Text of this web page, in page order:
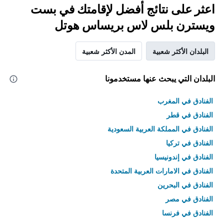
اعثر على نتائج أفضل لإقامتك في بست
ويسترن بلس لاس بريساس هوتل
البلدان الأكثر شعبية المدن الأكثر شعبية
البلدان التي يبحث عنها مستخدمونا
الفنادق في المغرب
الفنادق في قطر
الفنادق في المملكة العربية السعودية
الفنادق في تركيا
الفنادق في إندونيسيا
الفنادق في الامارات العربية المتحدة
الفنادق في البحرين
الفنادق في مصر
الفنادق في فرنسا